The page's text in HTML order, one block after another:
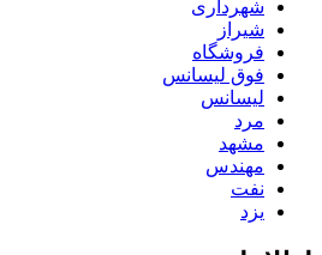
شهرداری
شیراز
فروشگاه
فوق لیسانس
لیسانس
مرد
مشهد
مهندس
نفت
یزد